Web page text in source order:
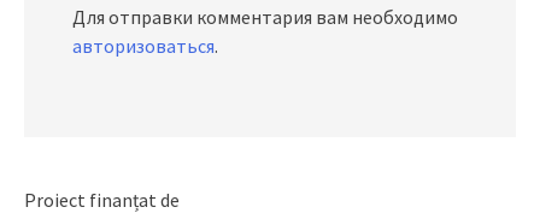
Для отправки комментария вам необходимо
авторизоваться.
Proiect finanțat de